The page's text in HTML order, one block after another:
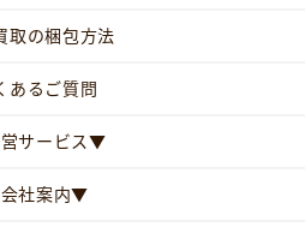
取の梱包方法
あるご質問
サービス▼
社案内▼